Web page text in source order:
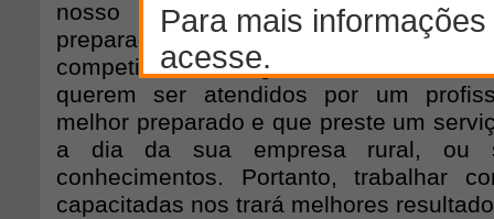
nosso dispor para formarmos
preparadas para enfrentarem um
competitivo e exigente. Os
querem ser atendidos por um
melhor preparado e que preste um
a dia da sua empresa rural, ou
conhecimentos. Portanto, trabalhar
capacitadas nos trará melhores